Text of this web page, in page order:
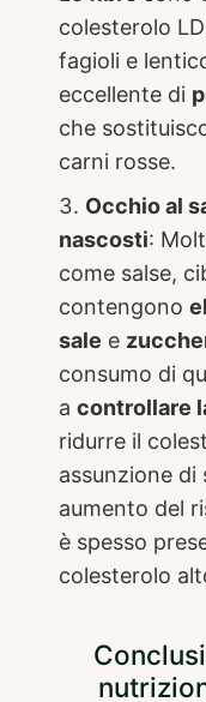
colesterolo
fagioli e
eccellente di
che
carni rosse.
Occhio al
nascosti:
come salse,
contengono
sale e
consumo di
a controllare
ridurre il
assunzione di
aumento del
è spesso
colesterolo